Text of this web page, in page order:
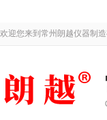
欢迎您来到常州朗越仪器制造